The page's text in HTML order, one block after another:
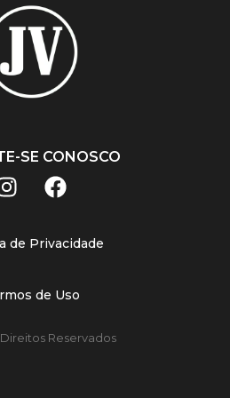
SE CONOSCO
de Privacidade
de Uso
Reservados